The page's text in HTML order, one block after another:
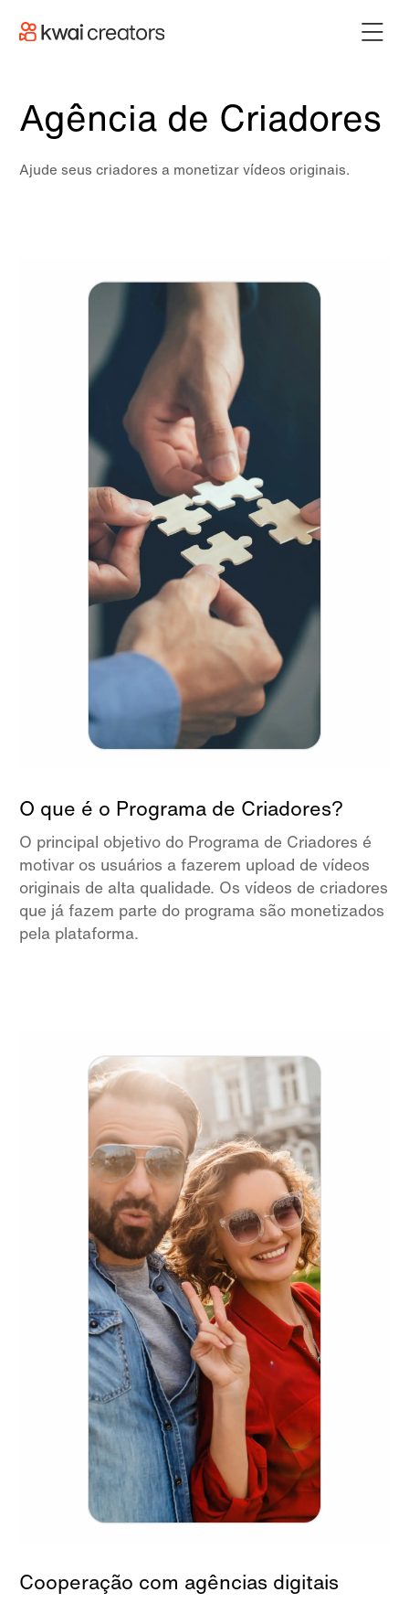
Agência de Criadores
Ajude seus criadores a monetizar vídeos originais.
O que é o Programa de Criadores?
O principal objetivo do Programa de Criadores é
motivar os usuários a fazerem upload de vídeos
originais de alta qualidade. Os vídeos de criadores
que já fazem parte do programa são monetizados
pela plataforma.
Cooperação com agências digitais